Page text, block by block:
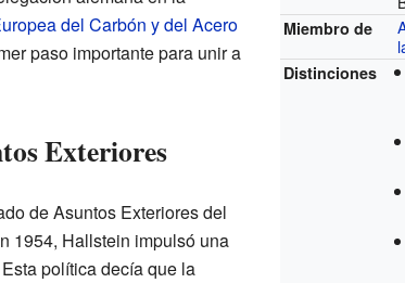
Miembro de
Distinciones
del Carbón y del Acero
paso importante para unir a
Exteriores
de Asuntos Exteriores del
1954, Hallstein impulsó una
política decía que la